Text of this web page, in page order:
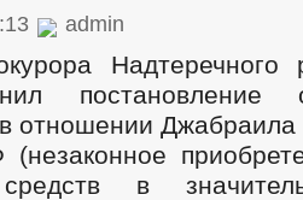
admin
постановление
отношении Джабраила
средств в